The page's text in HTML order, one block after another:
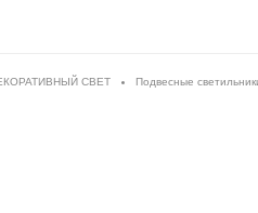
СВЕТ Подвесные